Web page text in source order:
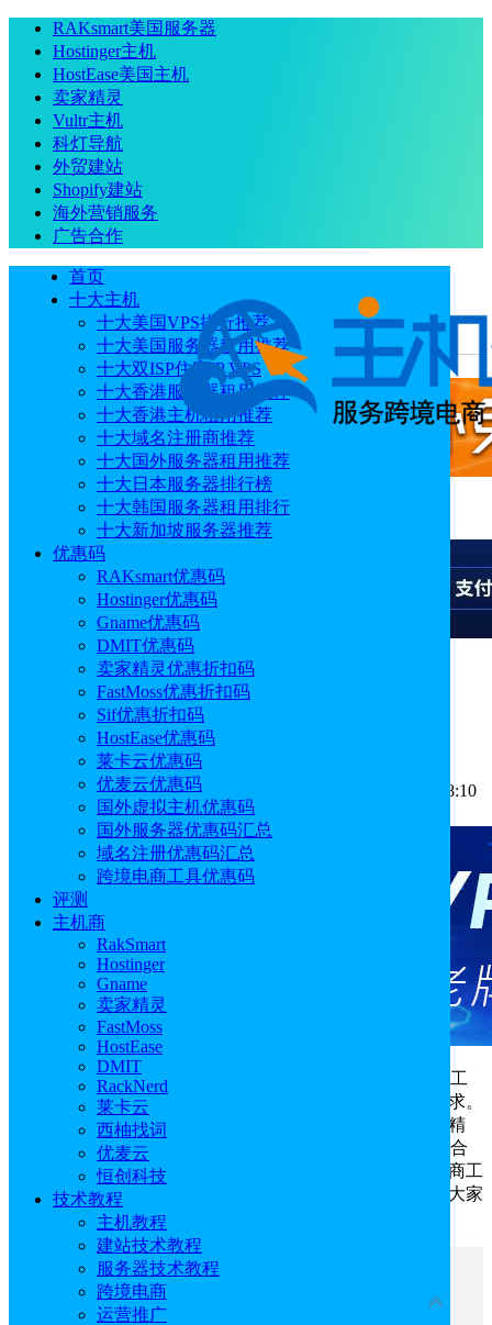
RAKsmart美国服务器
Hostinger主机
HostEase美国主机
卖家精灵
Vultr主机
科灯导航
外贸建站
Shopify建站
海外营销服务
广告合作
首页
十大主机
十大美国VPS排行推荐
十大美国服务器租用推荐
十大双ISP住宅IP VPS
十大香港服务器租用推荐
十大香港主机租用推荐
十大域名注册商推荐
十大国外服务器租用推荐
十大日本服务器排行榜
十大韩国服务器租用排行
十大新加坡服务器推荐
优惠码
RAKsmart优惠码
Hostinger优惠码
Gname优惠码
DMIT优惠码
卖家精灵优惠折扣码
FastMoss优惠折扣码
Sif优惠折扣码
HostEase优惠码
莱卡云优惠码
优麦云优惠码
国外虚拟主机优惠码
国外服务器优惠码汇总
域名注册优惠码汇总
跨境电商工具优惠码
评测
主机商
RakSmart
Hostinger
Gname
卖家精灵
FastMoss
HostEase
DMIT
RackNerd
莱卡云
西柚找词
优麦云
恒创科技
技术教程
主机教程
建站技术教程
服务器技术教程
跨境电商
运营推广
当前位置：首页 常见问题 亚马逊电商工具有哪些
亚马逊电商工具有哪些
作者: Aimee 分类:常见问题
发布时间: 2025.03.31 17:58:10
更新于: 2026.01.15 11:45:28
卖家精灵、优麦云和Sif都是亚马逊商家经常用的电商工
具，这三种电商工具，可以一站式满足商家不同的运营需求。
对于想要全面分析亚马逊店铺的商家来说，建议使用卖家精
灵，优麦云适合实现亚马逊店铺的高效管理，Sif则比较适合
注重店铺流量分析的商家。下文也将围绕这三个亚马逊电商工
具，为大家具体介绍它们有关的功能和价格优惠，以帮助大家
选择出适合自己的电商工具。
文章目录